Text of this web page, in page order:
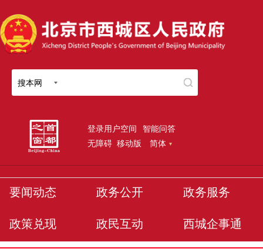
搜本网
登录用户空间 智能问答
无障碍 移动版 简体
要闻动态 政务公开 政务服务
政策兑现 政民互动 西城企事通